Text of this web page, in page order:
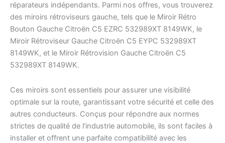
réparateurs indépendants. Parmi nos offres, vous trouverez
des miroirs rétroviseurs gauche, tels que le Miroir Rétro
Bouton Gauche Citroën C5 EZRC 532989XT 8149WK, le
Miroir Rétroviseur Gauche Citroën C5 EYPC 532989XT
8149WK, et le Miroir Rétrovision Gauche Citroën C5
532989XT 8149WK.
Ces miroirs sont essentiels pour assurer une visibilité
optimale sur la route, garantissant votre sécurité et celle des
autres conducteurs. Conçus pour répondre aux normes
strictes de qualité de l’industrie automobile, ils sont faciles à
installer et offrent une parfaite compatibilité avec les